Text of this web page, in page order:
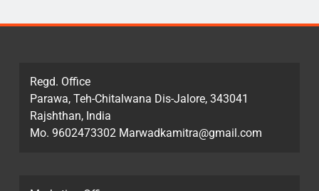
Regd. Office
Parawa, Teh-Chitalwana Dis-Jalore, 343041
Rajshthan, India
Mo. 9602473302 Marwadkamitra@gmail.com